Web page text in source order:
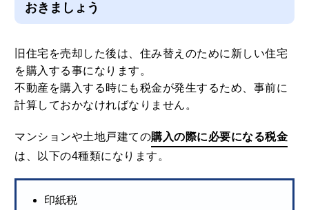
おきましょう
旧住宅を売却した後は、住み替えのために新しい住宅
を購入する事になります。
不動産を購入する時にも税金が発生するため、事前に
計算しておかなければなりません。
マンションや土地戸建ての購入の際に必要になる税金
は、以下の4種類になります。
印紙税